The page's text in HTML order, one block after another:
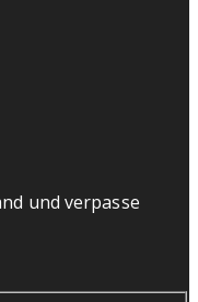
und verpasse